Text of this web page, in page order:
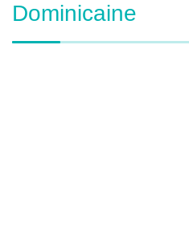
Dominicaine